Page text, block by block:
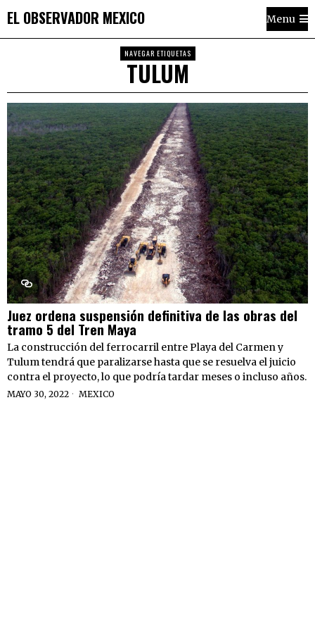
EL OBSERVADOR MEXICO Menu
NAVEGAR ETIQUETAS
TULUM
Juez ordena suspensión definitiva de las obras del
tramo 5 del Tren Maya
La construcción del ferrocarril entre Playa del Carmen y
Tulum tendrá que paralizarse hasta que se resuelva el juicio
contra el proyecto, lo que podría tardar meses o incluso años.
MAYO 30, 2022 MEXICO